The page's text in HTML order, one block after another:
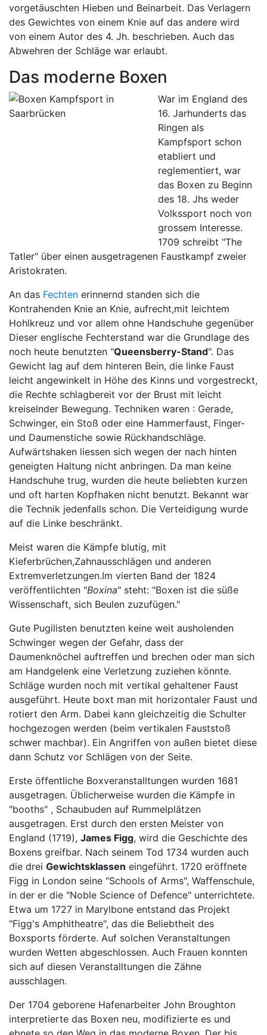
vorgetäuschten Hieben und Beinarbeit. Das Verlagern
des Gewichtes von einem Knie auf das andere wird
von einem Autor des 4. Jh. beschrieben. Auch das
Abwehren der Schläge war erlaubt.
Das moderne Boxen
War im England des
16. Jarhunderts das
Ringen als
Kampfsport schon
etabliert und
reglementiert, war
das Boxen zu Beginn
des 18. Jhs weder
Volkssport noch von
grossem Interesse.
1709 schreibt "The
Tatler" über einen ausgetragenen Faustkampf zweier
Aristokraten.
An das Fechten erinnernd standen sich die
Kontrahenden Knie an Knie, aufrecht,mit leichtem
Hohlkreuz und vor allem ohne Handschuhe gegenüber
Dieser englische Fechterstand war die Grundlage des
noch heute benutzten "Queensberry-Stand". Das
Gewicht lag auf dem hinteren Bein, die linke Faust
leicht angewinkelt in Höhe des Kinns und vorgestreckt,
die Rechte schlagbereit vor der Brust mit leicht
kreiselnder Bewegung. Techniken waren : Gerade,
Schwinger, ein Stoß oder eine Hammerfaust, Finger-
und Daumenstiche sowie Rückhandschläge.
Aufwärtshaken liessen sich wegen der nach hinten
geneigten Haltung nicht anbringen. Da man keine
Handschuhe trug, wurden die heute beliebten kurzen
und oft harten Kopfhaken nicht benutzt. Bekannt war
die Technik jedenfalls schon. Die Verteidigung wurde
auf die Linke beschränkt.
Meist waren die Kämpfe blutig, mit
Kieferbrüchen,Zahnausschlägen und anderen
Extremverletzungen.Im vierten Band der 1824
veröffentlichten "Boxina" steht: "Boxen ist die süße
Wissenschaft, sich Beulen zuzufügen."
Gute Pugilisten benutzten keine weit ausholenden
Schwinger wegen der Gefahr, dass der
Daumenknöchel auftreffen und brechen oder man sich
am Handgelenk eine Verletzung zuziehen könnte.
Schläge wurden noch mit vertikal gehaltener Faust
ausgeführt. Heute boxt man mit horizontaler Faust und
rotiert den Arm. Dabei kann gleichzeitig die Schulter
hochgezogen werden (beim vertikalen Fauststoß
schwer machbar). Ein Angriffen von außen bietet diese
dann Schutz vor Schlägen von der Seite.
Erste öffentliche Boxveranstalltungen wurden 1681
ausgetragen. Üblicherweise wurden die Kämpfe in
"booths" , Schaubuden auf Rummelplätzen
ausgetragen. Erst durch den ersten Meister von
England (1719), James Figg, wird die Geschichte des
Boxens greifbar. Nach seinem Tod 1734 wurden auch
die drei Gewichtsklassen eingeführt. 1720 eröffnete
Figg in London seine "Schools of Arms", Waffenschule,
in der er die "Noble Science of Defence" unterrichtete.
Etwa um 1727 in Marylbone entstand das Projekt
"Figg's Amphitheatre", das die Beliebtheit des
Boxsports förderte. Auf solchen Veranstaltungen
wurden Wetten abgeschlossen. Auch Frauen konnten
sich auf diesen Veranstalltungen die Zähne
ausschlagen.
Der 1704 geborene Hafenarbeiter John Broughton
interpretierte das Boxen neu, modifizierte es und